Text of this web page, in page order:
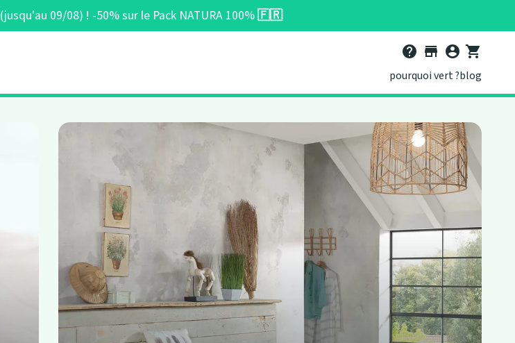
(jusqu'au 09/08) ! -50% sur le Pack NATURA 100%🇫🇷
help store account_circle shopping_cart
pourquoi vert ?blog